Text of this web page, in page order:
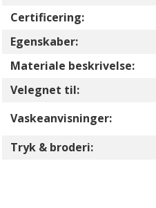
Certificering:
Egenskaber:
Materiale beskrivelse:
Velegnet til:
Vaskeanvisninger:
Tryk & broderi: